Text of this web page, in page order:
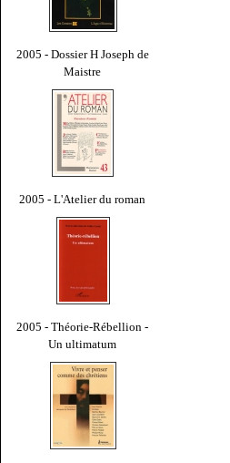
2005 - Dossier H Joseph de
Maistre
2005 - L'Atelier du roman
2005 - Théorie-Rébellion -
Un ultimatum